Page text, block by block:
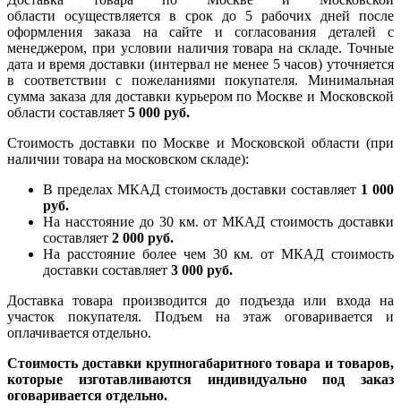
области осуществляется в срок до 5 рабочих дней после
оформления заказа на сайте и согласования деталей с
менеджером, при условии наличия товара на складе. Точные
дата и время доставки (интервал не менее 5 часов) уточняется
в соответствии с пожеланиями покупателя. Минимальная
сумма заказа для доставки курьером по Москве и Московской
области составляет 5 000 руб.
Стоимость доставки по Москве и Московской области (при
наличии товара на московском складе):
В пределах МКАД стоимость доставки составляет 1 000
руб.
На насcтояние до 30 км. от МКАД стоимость доставки
составляет 2 000 руб.
На расстояние более чем 30 км. от МКАД стоимость
доставки составляет 3 000 руб.
Доставка товара производится до подъезда или входа на
участок покупателя. Подъем на этаж оговаривается и
оплачивается отдельно.
Стоимость доставки крупногабаритного товара и товаров,
которые изготавливаются индивидуально под заказ
оговаривается отдельно.